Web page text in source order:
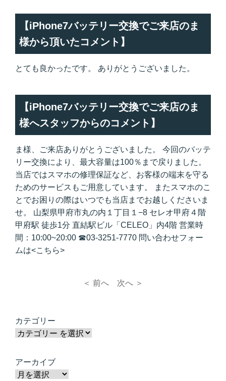
【iPhone7バッテリー交換でご来店のま
様から頂いたコメント】
とても良かったです。 ありがとうございました。
【iPhone7バッテリー交換でご来店のま
様へスタッフからのコメント】
ま様、ご来店ありがとうございました。 今回のバッテ
リー交換により、最大容量は100％まで戻りました。
当店ではスマホの修理保証など、お客様の端末を守る
ためのサービスもご用意しています。 またスマホのこ
とでお困りの際はいつでも当店までお越しくださいま
せ。 山梨県甲府市丸の内１丁目１−8 セレオ甲府４階
甲府駅 徒歩1分 直結駅ビル「CELEO」内4階 営業時
間：10:00~20:00 ☎03-3251-7770 問い合わせフォー
ムは<こちら>
＜ 前へ 次へ ＞
カテゴリー
アーカイブ